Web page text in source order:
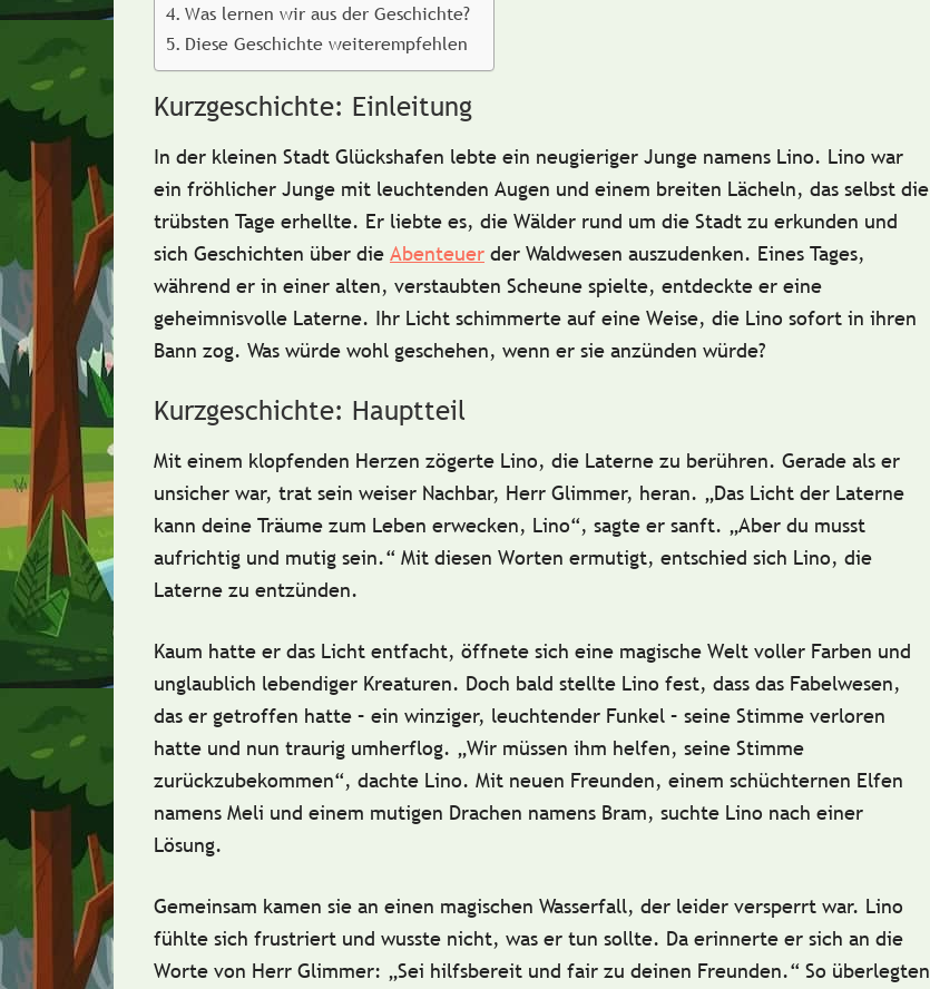
Was lernen wir aus der Geschichte?
Diese Geschichte weiterempfehlen
Kurzgeschichte: Einleitung
In der kleinen Stadt Glückshafen lebte ein neugieriger Junge namens Lino. Lino war
ein fröhlicher Junge mit leuchtenden Augen und einem breiten Lächeln, das selbst die
trübsten Tage erhellte. Er liebte es, die Wälder rund um die Stadt zu erkunden und
sich Geschichten über die Abenteuer der Waldwesen auszudenken. Eines Tages,
während er in einer alten, verstaubten Scheune spielte, entdeckte er eine
geheimnisvolle Laterne. Ihr Licht schimmerte auf eine Weise, die Lino sofort in ihren
Bann zog. Was würde wohl geschehen, wenn er sie anzünden würde?
Kurzgeschichte: Hauptteil
Mit einem klopfenden Herzen zögerte Lino, die Laterne zu berühren. Gerade als er
unsicher war, trat sein weiser Nachbar, Herr Glimmer, heran. „Das Licht der Laterne
kann deine Träume zum Leben erwecken, Lino“, sagte er sanft. „Aber du musst
aufrichtig und mutig sein.“ Mit diesen Worten ermutigt, entschied sich Lino, die
Laterne zu entzünden.
Kaum hatte er das Licht entfacht, öffnete sich eine magische Welt voller Farben und
unglaublich lebendiger Kreaturen. Doch bald stellte Lino fest, dass das Fabelwesen,
das er getroffen hatte – ein winziger, leuchtender Funkel – seine Stimme verloren
hatte und nun traurig umherflog. „Wir müssen ihm helfen, seine Stimme
zurückzubekommen“, dachte Lino. Mit neuen Freunden, einem schüchternen Elfen
namens Meli und einem mutigen Drachen namens Bram, suchte Lino nach einer
Lösung.
Gemeinsam kamen sie an einen magischen Wasserfall, der leider versperrt war. Lino
fühlte sich frustriert und wusste nicht, was er tun sollte. Da erinnerte er sich an die
Worte von Herr Glimmer: „Sei hilfsbereit und fair zu deinen Freunden.“ So überlegten